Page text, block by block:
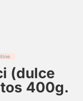
(dulce
400g.